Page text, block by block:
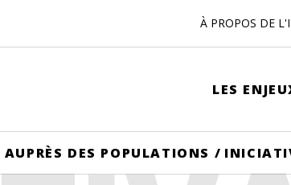
À PROPOS DE
LES
DES POPULATIONS /